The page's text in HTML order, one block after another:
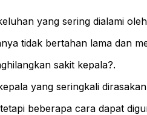
yang sering dialami
tidak bertahan lama dan
sakit kepala?.
yang seringkali
beberapa cara dapat